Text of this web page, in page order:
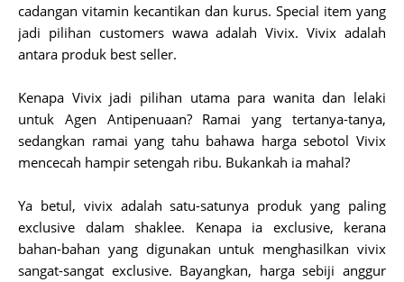
cadangan vitamin kecantikan dan kurus. Special item yang
jadi pilihan customers wawa adalah Vivix. Vivix adalah
antara produk best seller.
Kenapa Vivix jadi pilihan utama para wanita dan lelaki
untuk Agen Antipenuaan? Ramai yang tertanya-tanya,
sedangkan ramai yang tahu bahawa harga sebotol Vivix
mencecah hampir setengah ribu. Bukankah ia mahal?
Ya betul, vivix adalah satu-satunya produk yang paling
exclusive dalam shaklee. Kenapa ia exclusive, kerana
bahan-bahan yang digunakan untuk menghasilkan vivix
sangat-sangat exclusive. Bayangkan, harga sebiji anggur